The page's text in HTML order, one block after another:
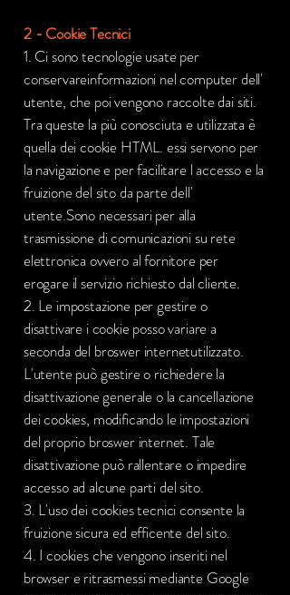
2 - Cookie Tecnici
1. Ci sono tecnologie usate per
conservareinformazioni nel computer dell'
utente, che poi vengono raccolte dai siti.
Tra queste la più conosciuta e utilizzata è
quella dei cookie HTML. essi servono per
la navigazione e per facilitare l accesso e la
fruizione del sito da parte dell'
utente.Sono necessari per alla
trasmissione di comunicazioni su rete
elettronica ovvero al fornitore per
erogare il servizio richiesto dal cliente.
2. Le impostazione per gestire o
disattivare i cookie posso variare a
seconda del broswer internetutilizzato.
L'utente può gestire o richiedere la
disattivazione generale o la cancellazione
dei cookies, modificando le impostazioni
del proprio broswer internet. Tale
disattivazione può rallentare o impedire
accesso ad alcune parti del sito.
3. L'uso dei cookies tecnici consente la
fruizione sicura ed efficente del sito.
4. I cookies che vengono inseriti nel
browser e ritrasmessi mediante Google